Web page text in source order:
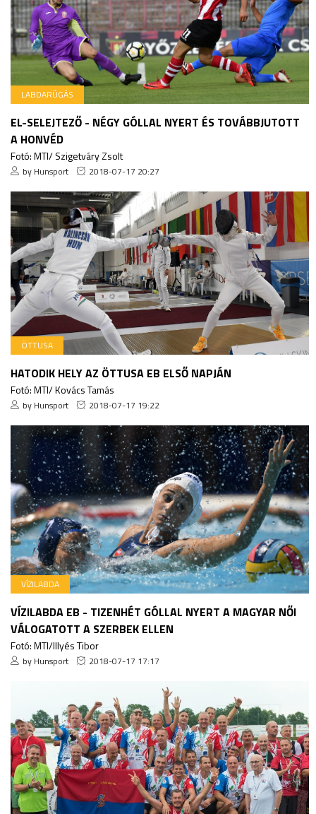
LABDARÚGÁS
EL-SELEJTEZŐ - NÉGY GÓLLAL NYERT ÉS TOVÁBBJUTOTT
A HONVÉD
Fotó: MTI/ Szigetváry Zsolt
by Hunsport 2018-07-17 20:27
ÖTTUSA
HATODIK HELY AZ ÖTTUSA EB ELSŐ NAPJÁN
Fotó: MTI/ Kovács Tamás
by Hunsport 2018-07-17 19:22
VÍZILABDA
VÍZILABDA EB - TIZENHÉT GÓLLAL NYERT A MAGYAR NŐI
VÁLOGATOTT A SZERBEK ELLEN
Fotó: MTI/Illyés Tibor
by Hunsport 2018-07-17 17:17